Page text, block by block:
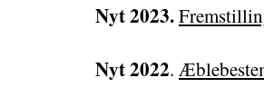
Nyt 2023.
Nyt 2022.